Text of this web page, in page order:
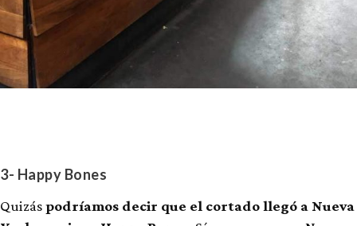
3- Happy Bones
Quizáspodríamos decir que el cortado llegó a Nueva